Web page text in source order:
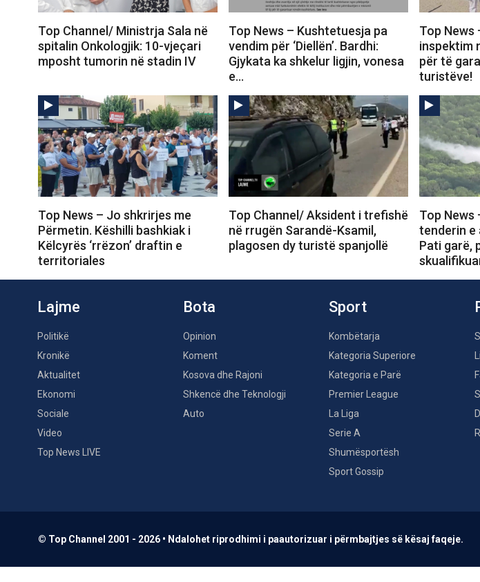
Top Channel/ Ministrja Sala në
spitalin Onkologjik: 10-vjeçari
mposht tumorin në stadin IV
Top News – Kushtetuesja pa
vendim për ‘Diellën’. Bardhi:
Gjykata ka shkelur ligjin, vonesa
e…
Top News
inspektim
për të
turistëve!
Top News – Jo shkrirjes me
Përmetin. Këshilli bashkiak i
Këlcyrës ‘rrëzon’ draftin e
territoriales
Top Channel/ Aksident i trefishë
në rrugën Sarandë-Ksamil,
plagosen dy turistë spanjollë
Top News
tenderin e
Pati garë,
Lajme
Politikë
Kronikë
Aktualitet
Ekonomi
Sociale
Video
Top News LIVE
Bota
Opinion
Koment
Kosova dhe Rajoni
Shkencë dhe Teknologji
Auto
Sport
Kombëtarja
Kategoria Superiore
Kategoria e Parë
Premier League
La Liga
Serie A
Shumësportësh
Sport Gossip
© Top Channel 2001 - 2026 • Ndalohet riprodhimi i paautorizuar i përmbajtjes së kësaj faqeje.